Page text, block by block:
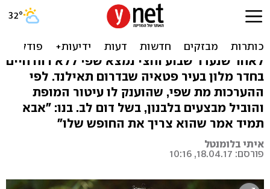
מפקד שייטת 13 לשעבר גדי
שפי נפטר בתאילנד
לאחר שנעדר שבוע וחצי נמצא שפי ללא רוח חיים
בחדר מלון בעיר פטאיה שבדרום תאילנד. לפי
ההערכות מת שפי, שהוענק לו עיטור המופת
והוביל מבצעים בלבנון, בשל דום לב. בנו: "אבא
תמיד אמר שהוא צריך את החופש שלו"
איתי בלומנטל
פורסם: 18.04.17, 10:16